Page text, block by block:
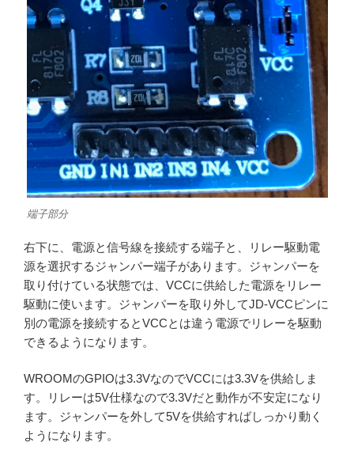
端子部分
右下に、電源と信号線を接続する端子と、リレー駆動電
源を選択するジャンパー端子があります。ジャンパーを
取り付けている状態では、VCCに供給した電源をリレー
駆動に使います。ジャンパーを取り外してJD-VCCピンに
別の電源を接続するとVCCとは違う電源でリレーを駆動
できるようになります。
WROOMのGPIOは3.3VなのでVCCには3.3Vを供給しま
す。リレーは5V仕様なので3.3Vだと動作が不安定になり
ます。ジャンパーを外して5Vを供給すればしっかり動く
ようになります。